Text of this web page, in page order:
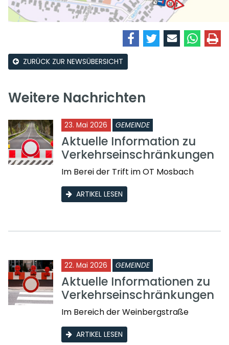
ZURÜCK ZUR NEWSÜBERSICHT
Weitere Nachrichten
23. Mai 2026 GEMEINDE
Aktuelle Information zu
Verkehrseinschränkungen
Im Berei der Trift im OT Mosbach
ARTIKEL LESEN
22. Mai 2026 GEMEINDE
Aktuelle Informationen zu
Verkehrseinschränkungen
Im Bereich der Weinbergstraße
ARTIKEL LESEN